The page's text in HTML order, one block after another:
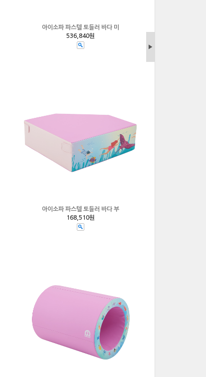
▶
아이소파 파스텔 토들러 바다 미
536,840원
아이소파 파스텔 토들러 바다 부
168,510원